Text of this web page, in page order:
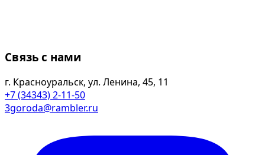
Связь с нами
г. Красноуральск, ул. Ленина, 45, 11
+7 (34343) 2-11-50
3goroda@rambler.ru